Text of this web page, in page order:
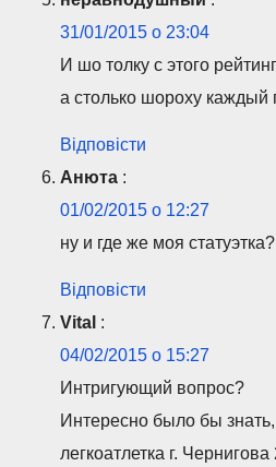
31/01/2015 о 23:04
И шо толку с этого
а столько шороху каждый
Відповісти
Анюта :
01/02/2015 о 12:27
ну и где же моя статуэтка?
Відповісти
Vital :
04/02/2015 о 15:27
Интригующий вопрос?
Интересно было бы
легкоатлетка г.